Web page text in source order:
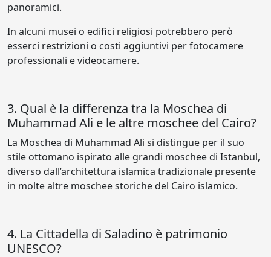
panoramici.
In alcuni musei o edifici religiosi potrebbero però
esserci restrizioni o costi aggiuntivi per fotocamere
professionali e videocamere.
3. Qual è la differenza tra la Moschea di
Muhammad Ali e le altre moschee del Cairo?
La Moschea di Muhammad Ali si distingue per il suo
stile ottomano ispirato alle grandi moschee di Istanbul,
diverso dall’architettura islamica tradizionale presente
in molte altre moschee storiche del Cairo islamico.
4. La Cittadella di Saladino è patrimonio
UNESCO?